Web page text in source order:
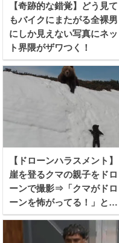
【奇跡的な錯覚】どう見て
もバイクにまたがる全裸男
にしか見えない写真にネッ
ト界隈がザワつく！
【ドローンハラスメント】
崖を登るクマの親子をドロ
ーンで撮影⇒「クマがドロ
ーンを怖がってる！」と批
難殺到！